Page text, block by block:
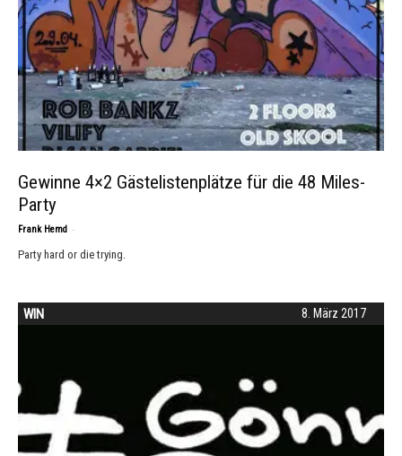
Gewinne 4×2 Gästelistenplätze für die 48 Miles-
Party
Frank Hemd -
Party hard or die trying.
8. März 2017
WIN